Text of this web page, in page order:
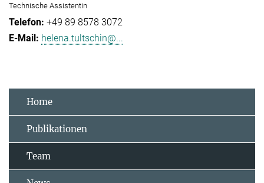
Technische Assistentin
+49 89 8578 3072
helena.tultschin@...
Home
Publikationen
Team